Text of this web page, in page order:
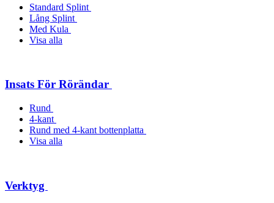
Standard Splint
Lång Splint
Med Kula
Visa alla
Insats För Rörändar
Rund
4-kant
Rund med 4-kant bottenplatta
Visa alla
Verktyg